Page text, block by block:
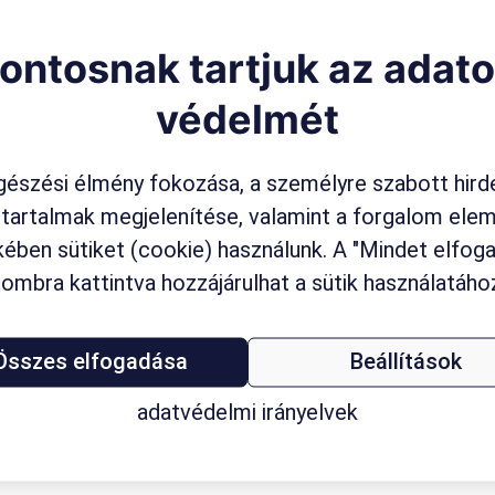
tartjuk az
védelmét
élmény fokozása, a személyre szabott
megjelenítése, valamint a forgalom
sütiket (cookie) használunk. A "Mindet
kattintva hozzájárulhat a sütik
elfogadása
Beállítások
adatvédelmi irányelvek
fogyasztói szokások: Marketing Summit
környezet, változó fogyasztói magatartás, szokások,
- ezzel a címmel tart előadást a 2021-es Marketing Summit
ügyvezető igazgatója.